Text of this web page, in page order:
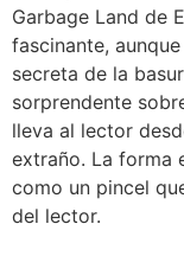
Garbage Land de
fascinante,
secreta de la
sorprendente
lleva al lector
extraño. La forma
como un pincel
del lector.